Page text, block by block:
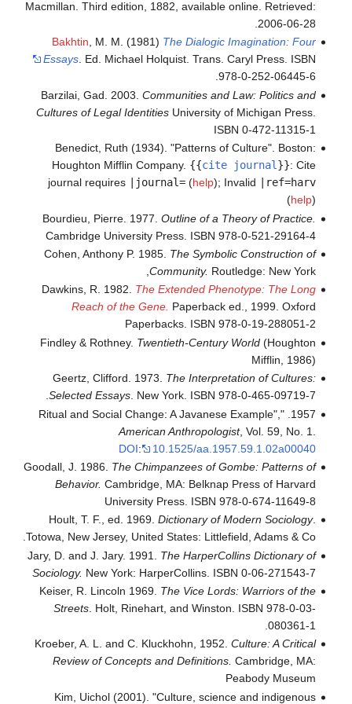
Macmillan. Third edition, 1882, available online. Retrieved:
2006-06-28.
Bakhtin, M. M. (1981) The Dialogic Imagination: Four
Essays. Ed. Michael Holquist. Trans. Caryl Press. ISBN
978-0-252-06445-6.
Barzilai, Gad. 2003. Communities and Law: Politics and
Cultures of Legal IdentitiesUniversity of Michigan Press.
ISBN 0-472-11315-1
Benedict, Ruth (1934). "Patterns of Culture". Boston:
Houghton Mifflin Company. {{cite journal }}: Cite
journal requires
|journal=(help); Invalid
|ref=harv
(help)
Bourdieu, Pierre. 1977. Outline of a Theory of Practice.
Cambridge University Press. ISBN 978-0-521-29164-4
Cohen, Anthony P. 1985. The Symbolic Construction of
Community. Routledge: New York,
Dawkins, R. 1982. The Extended Phenotype: The Long
Reach of the Gene. Paperback ed., 1999. Oxford
Paperbacks. ISBN 978-0-19-288051-2
Findley & Rothney. Twentieth-Century World(Houghton
Mifflin, 1986)
Geertz, Clifford. 1973. The Interpretation of Cultures:
Selected Essays. New York. ISBN 978-0-465-09719-7.
1957. "Ritual and Social Change: A Javanese Example",
American Anthropologist, Vol. 59, No. 1.
DOI:
10.1525/aa.1957.59.1.02a00040
Goodall, J. 1986. The Chimpanzees of Gombe: Patterns of
Behavior. Cambridge, MA: Belknap Press of Harvard
University Press. ISBN 978-0-674-11649-8
Hoult, T. F., ed. 1969. Dictionary of Modern Sociology.
Totowa, New Jersey, United States: Littlefield, Adams & Co.
Jary, D. and J. Jary. 1991. The HarperCollins Dictionary of
Sociology. New York: HarperCollins. ISBN 0-06-271543-7
Keiser, R. Lincoln 1969. The Vice Lords: Warriors of the
Streets. Holt, Rinehart, and Winston. ISBN 978-0-03-
080361-1.
Kroeber, A. L. and C. Kluckhohn, 1952. Culture: A Critical
Review of Concepts and Definitions. Cambridge, MA:
Peabody Museum
Kim, Uichol (2001). "Culture, science and indigenous